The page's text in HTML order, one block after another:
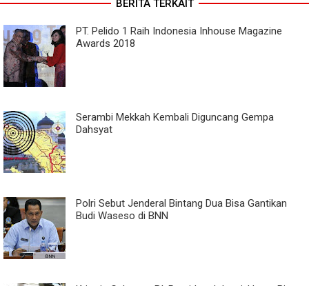
BERITA TERKAIT
PT. Pelido 1 Raih Indonesia Inhouse Magazine
Awards 2018
Serambi Mekkah Kembali Diguncang Gempa
Dahsyat
Polri Sebut Jenderal Bintang Dua Bisa Gantikan
Budi Waseso di BNN